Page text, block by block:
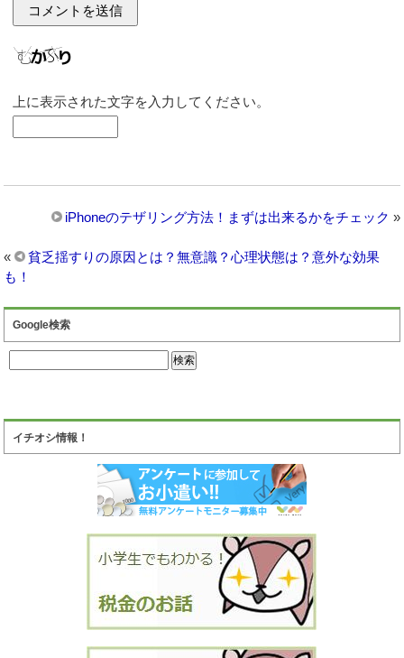
上に表示された文字を入力してください。
iPhoneのテザリング方法！まずは出来るかをチェック »
«
貧乏揺すりの原因とは？無意識？心理状態は？意外な効果
も！
Google検索
イチオシ情報！